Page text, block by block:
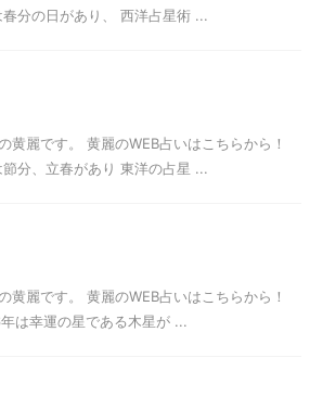
分の日があり、 西洋占星術 ...
麗です。 黄麗のWEB占いはこちらから！
分、立春があり 東洋の占星 ...
麗です。 黄麗のWEB占いはこちらから！
は幸運の星である木星が ...